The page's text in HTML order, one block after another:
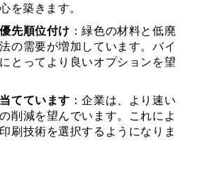
を築きます。
先順位付け ：緑色の材料と低廃
の需要が増加しています。バイ
とってより良いオプションを望
てています ：企業は、より速い
削減を望んでいます。これによ
刷技術を選択するようになりま